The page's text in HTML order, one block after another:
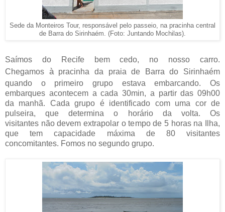
Sede da Monteiros Tour, responsável pelo passeio, na pracinha central
de Barra do Sirinhaém. (Foto: Juntando Mochilas).
Saímos do Recife bem cedo, no nosso carro.
Chegamos àpracinha da praia de Barra do Sirinhaém
quando o primeiro grupo estava embarcando. Os
embarques acontecem a cada 30min, a partir das 09h00
da manhã. Cada grupo é identificado com uma cor de
pulseira, que determina o horário da volta. Os
visitantes não devem extrapolar o tempo de 5 horas na Ilha,
que tem capacidade máxima de 80 visitantes
concomitantes. Fomos no segundo grupo.